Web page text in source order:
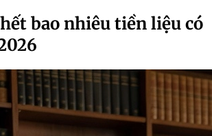
bao nhiêu tiền liệu có